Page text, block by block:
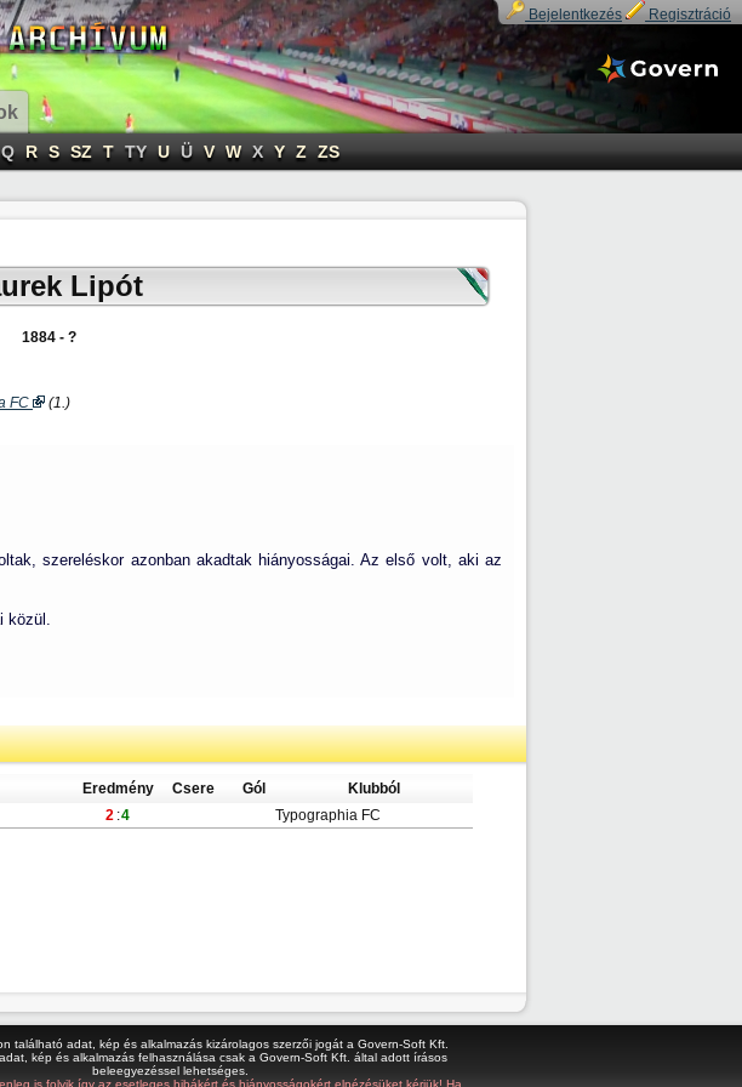
Bejelentkezés Regisztráció
Q R S SZ T TY U Ü V W X Y Z ZS
Lipót
1884 - ?
FC (1.)
szereléskor azonban akadtak hiányosságai. Az első volt, aki az
közül.
Eredmény Csere Gól
Klubból
2 :4 Typographia FC
található adat, kép és alkalmazás kizárolagos szerzői jogát a Govern-Soft Kft.
kép és alkalmazás felhasználása csak a Govern-Soft Kft. által adott írásos
beleegyezéssel lehetséges.
is folyik így az esetleges hibákért és hiányosságokért elnézésüket kérjük! Ha